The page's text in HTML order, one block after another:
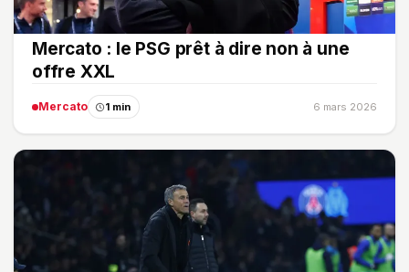
Mercato : le PSG prêt à dire non à une
offre XXL
Mercato 1 min 6 mars 2026